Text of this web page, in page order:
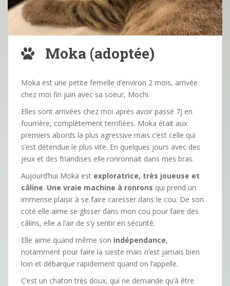
Moka (adoptée)
Moka est une petite femelle d’environ 2 mois, arrivée
chez moi fin juin avec sa soeur, Mochi.
Elles sont arrivées chez moi après avoir passé 7j en
fourrière, complètement terrifiées. Moka était aux
premiers abords la plus agressive mais c’est celle qui
s’est détendue le plus vite. En quelques jours avec des
jeux et des friandises elle ronronnait dans mes bras.
Aujourd’hui Moka est exploratrice, très joueuse et
câline. Une vraie machine à ronrons qui prend un
immense plaisir à se faire caresser dans le cou. De son
coté elle aime se glisser dans mon cou pour faire des
câlins, elle a l’air de s’y sentir en sécurité.
Elle aime quand même son indépendance,
notamment pour faire la sieste mais n’est jamais bien
loin et débarque rapidement quand on l’appelle.
C’est un chaton très doux, qui ne demande qu’à être